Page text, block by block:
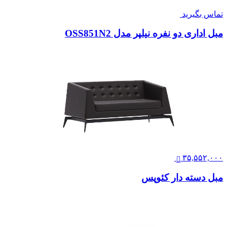
تماس بگیرید
مبل اداری دو نفره نیلپر مدل OSS851N2
۳۵,۵۵۲,۰۰۰
مبل دسته دار کئوپس